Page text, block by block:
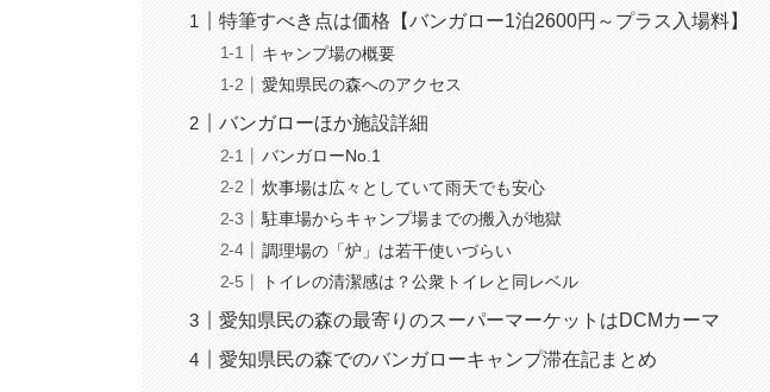
特筆すべき点は価格【バンガロー1泊2600円～プラス入場料】
キャンプ場の概要
愛知県民の森へのアクセス
バンガローほか施設詳細
バンガローNo.1
炊事場は広々としていて雨天でも安心
駐車場からキャンプ場までの搬入が地獄
調理場の「炉」は若干使いづらい
トイレの清潔感は？公衆トイレと同レベル
愛知県民の森の最寄りのスーパーマーケットはDCMカーマ
愛知県民の森でのバンガローキャンプ滞在記まとめ